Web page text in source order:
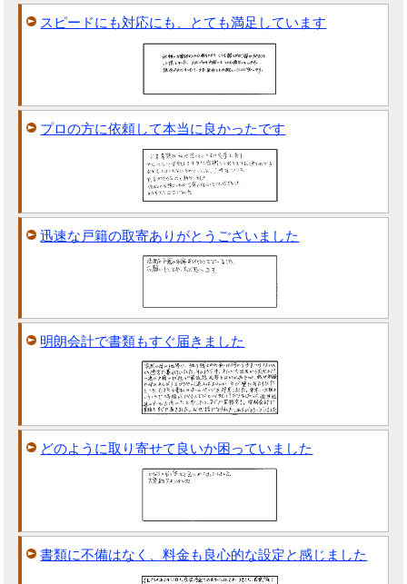
スピードにも対応にも、とても満足しています
プロの方に依頼して本当に良かったです
迅速な戸籍の取寄ありがとうございました
明朗会計で書類もすぐ届きました
どのように取り寄せて良いか困っていました
書類に不備はなく、料金も良心的な設定と感じました